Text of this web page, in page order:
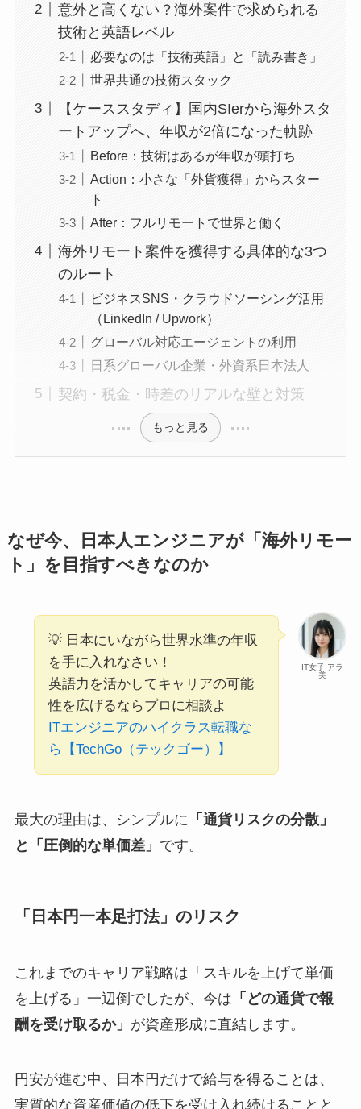
意外と高くない？海外案件で求められる
技術と英語レベル
必要なのは「技術英語」と「読み書き」
世界共通の技術スタック
【ケーススタディ】国内SIerから海外スタ
ートアップへ、年収が2倍になった軌跡
Before：技術はあるが年収が頭打ち
Action：小さな「外貨獲得」からスター
ト
After：フルリモートで世界と働く
海外リモート案件を獲得する具体的な3つ
のルート
ビジネスSNS・クラウドソーシング活用
（LinkedIn / Upwork）
グローバル対応エージェントの利用
日系グローバル企業・外資系日本法人
契約・税金・時差のリアルな壁と対策
もっと見る
なぜ今、日本人エンジニアが「海外リモー
ト」を目指すべきなのか
IT女子 アラ
美
💡 日本にいながら世界水準の年収
を手に入れなさい！
英語力を活かしてキャリアの可能
性を広げるならプロに相談よ
ITエンジニアのハイクラス転職な
ら【TechGo（テックゴー）】
最大の理由は、シンプルに 「通貨リスクの分散」
と「圧倒的な単価差」 です。
「日本円一本足打法」のリスク
これまでのキャリア戦略は「スキルを上げて単価
を上げる」一辺倒でしたが、今は 「どの通貨で報
酬を受け取るか」 が資産形成に直結します。
円安が進む中、日本円だけで給与を得ることは、
実質的な資産価値の低下を受け入れ続けることと